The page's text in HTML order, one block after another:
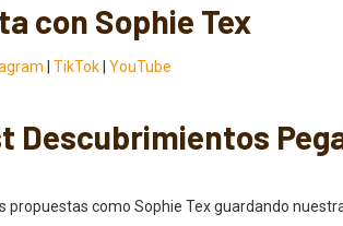
con Sophie Tex
TikTok YouTube
Descubrimientos
propuestas como Sophie Tex guardando